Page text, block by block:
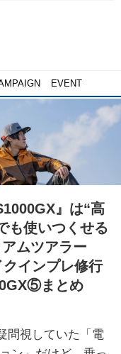
EVENT
』は“高
も使いつくせる
ムツアラー
インプレ修行
まとめ
問視していた「電